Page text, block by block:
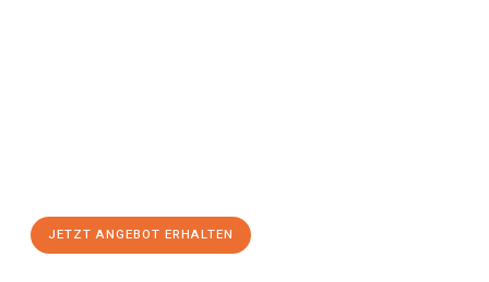
JETZT ANGEBOT ERHALTEN